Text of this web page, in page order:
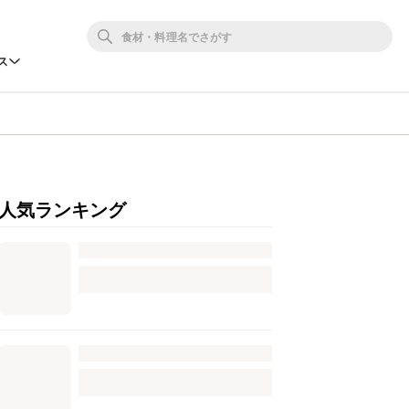
人気ランキング